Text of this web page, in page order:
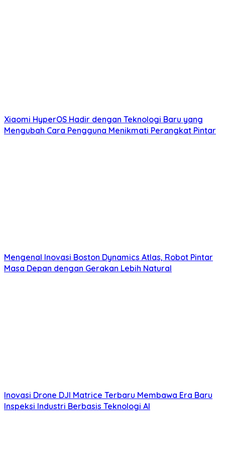
Xiaomi HyperOS Hadir dengan Teknologi Baru yang
Mengubah Cara Pengguna Menikmati Perangkat Pintar
Mengenal Inovasi Boston Dynamics Atlas, Robot Pintar
Masa Depan dengan Gerakan Lebih Natural
Inovasi Drone DJI Matrice Terbaru Membawa Era Baru
Inspeksi Industri Berbasis Teknologi AI